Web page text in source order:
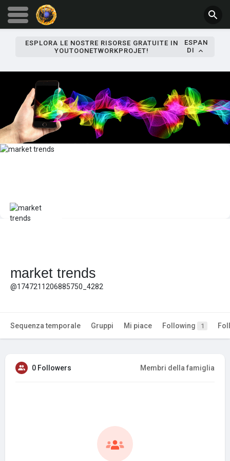
ESPLORA LE NOSTRE RISORSE GRATUITE IN
YOUTOONETWORKPROJET!
ESPAN
DI
market trends
@1747211206885750_4282
Sequenza temporale Gruppi Mi piace Following 1
0 Followers Membri della famiglia